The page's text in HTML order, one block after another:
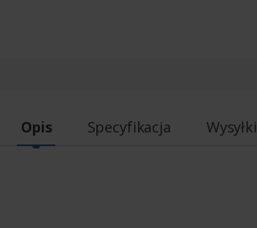
Opis Specyfikacja Wysyłki